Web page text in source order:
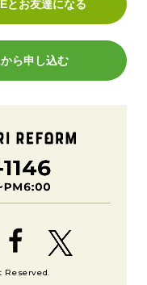
とお友達になる
ら申し込む
Reserved.